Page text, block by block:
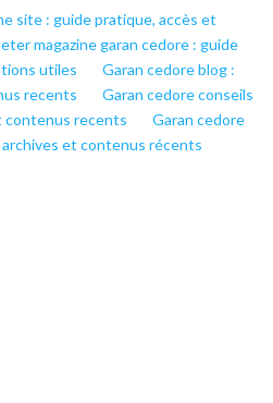
site : guide pratique, accès et
magazine garan cedore : guide
utiles
Garan cedore blog :
recents
Garan cedore conseils
contenus recents
Garan cedore
et contenus récents